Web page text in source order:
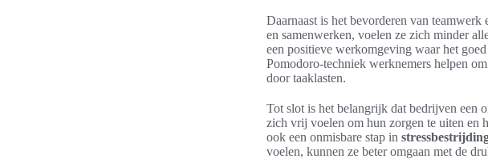
Daarnaast is het bevorderen van teamwerk
en samenwerken, voelen ze zich minder
een positieve werkomgeving waar het
Pomodoro-techniek werknemers helpen
door taaklasten.
Tot slot is het belangrijk dat bedrijven een
zich vrij voelen om hun zorgen te uiten en
ook een onmisbare stap in
voelen, kunnen ze beter omgaan met de